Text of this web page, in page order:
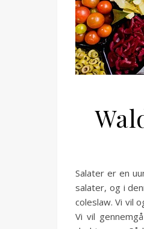
Salater er en
salater, og i
coleslaw. Vi vil
Vi vil